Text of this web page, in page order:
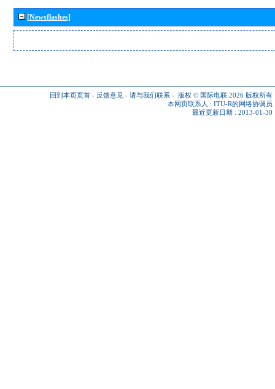
[Newsflashes]
回到本页页首 - 反馈意见 - 请与我们联系 - 版权 © 国际电联 2026 版权所有
本网页联系人 : ITU-R的网络协调员
最近更新日期 : 2013-01-30